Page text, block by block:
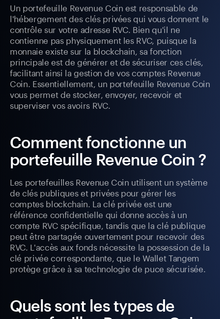
Un portefeuille Revenue Coin est responsable de
l'hébergement des clés privées qui vous donnent le
contrôle sur votre adresse RVC. Bien qu'il ne
contienne pas physiquement les RVC, puisque la
monnaie existe sur la blockchain, sa fonction
principale est de générer et de sécuriser ces clés,
facilitant ainsi la gestion de vos comptes Revenue
Coin. Essentiellement, un portefeuille Revenue Coin
vous permet de stocker, envoyer, recevoir et
superviser vos avoirs RVC.
Comment fonctionne un
portefeuille Revenue Coin ?
Les portefeuilles Revenue Coin utilisent un système
de clés publiques et privées pour gérer les
comptes blockchain. La clé privée est une
référence confidentielle qui donne accès à un
compte RVC spécifique, tandis que la clé publique
peut être partagée ouvertement pour recevoir des
RVC. L'accès aux fonds nécessite la possession de la
clé privée correspondante, que le Wallet Tangem
protège grâce à sa technologie de puce sécurisée.
Quels sont les types de